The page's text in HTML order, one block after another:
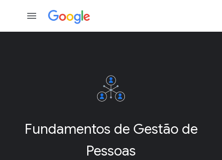
Fundamentos de Gestão de
Pessoas